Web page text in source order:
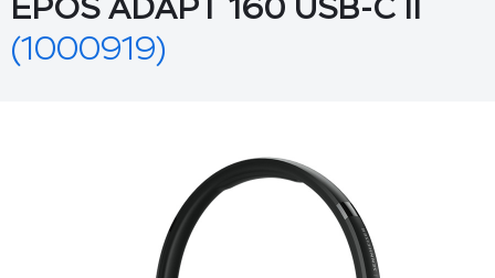
(1000919)